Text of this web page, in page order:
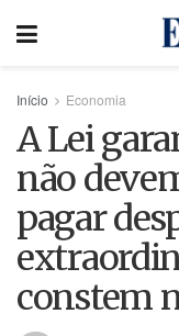
Início Economia
A Lei
não
pagar
constem